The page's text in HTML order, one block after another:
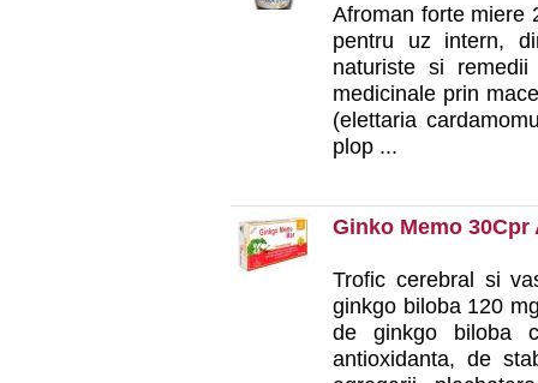
Afroman forte miere
pentru uz intern,
naturiste si
medicinale prin
(elettaria
plop ...
Ginko Memo 30Cpr
Trofic cerebral si
ginkgo biloba 120
de ginkgo biloba
antioxidanta, de